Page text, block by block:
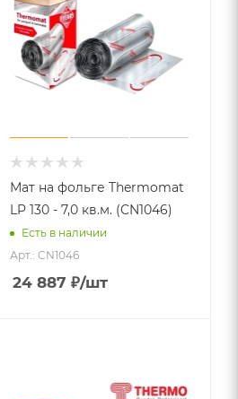
Мат на фольге Thermomat
LP 130 - 7,0 кв.м. (CN1046)
Есть в наличии
Арт.: CN1046
24 887 ₽/шт